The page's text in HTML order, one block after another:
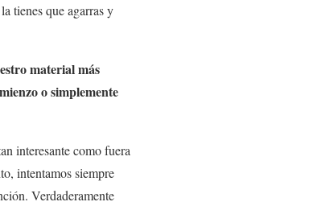
tienes que agarras y
material más
o simplemente
interesante como fuera
intentamos siempre
Verdaderamente